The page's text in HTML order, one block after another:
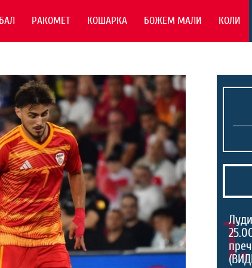
РАКОМЕТ КОШАРКА БОЖЕМ МАЛИ КОЛИ
1.